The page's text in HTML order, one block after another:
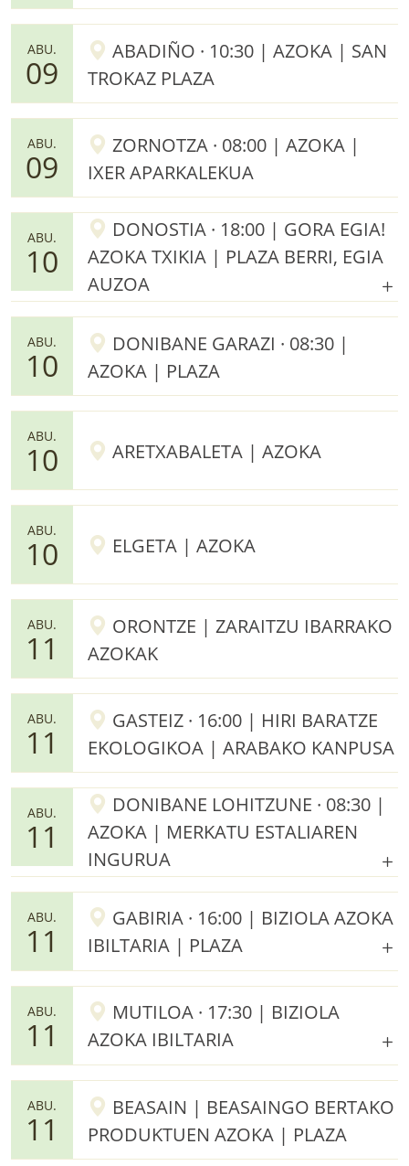
ABU.
09
ABADIÑO · 10:30 | AZOKA | SAN
TROKAZ PLAZA
ABU.
09
ZORNOTZA · 08:00 | AZOKA |
IXER APARKALEKUA
ABU.
10
DONOSTIA · 18:00 | GORA EGIA!
AZOKA TXIKIA | PLAZA BERRI, EGIA
AUZOA
ABU.
10
DONIBANE GARAZI · 08:30 |
AZOKA | PLAZA
ABU.
10 ARETXABALETA | AZOKA
ABU.
10 ELGETA | AZOKA
ABU.
11
ORONTZE | ZARAITZU IBARRAKO
AZOKAK
ABU.
11
GASTEIZ · 16:00 | HIRI BARATZE
EKOLOGIKOA | ARABAKO KANPUSA
ABU.
11
DONIBANE LOHITZUNE · 08:30 |
AZOKA | MERKATU ESTALIAREN
INGURUA
ABU.
11
GABIRIA · 16:00 | BIZIOLA AZOKA
IBILTARIA | PLAZA
ABU.
11
MUTILOA · 17:30 | BIZIOLA
AZOKA IBILTARIA
ABU.
11
BEASAIN | BEASAINGO BERTAKO
PRODUKTUEN AZOKA | PLAZA